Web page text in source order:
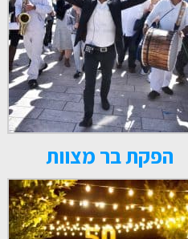
הפקת בר מצוות